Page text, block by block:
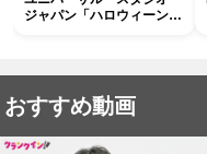
ジャパン「ハロウィーン・
おすすめ動画